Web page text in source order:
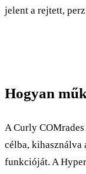
jelent a rejtett,
Hogyan
A Curly
célba, kihasználva
funkcióját. A